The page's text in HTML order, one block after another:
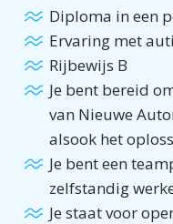
Diploma in een
Ervaring met
Rijbewijs B
Je bent bereid
van Nieuwe
alsook het
Je bent een
zelfstandig
Je staat voor